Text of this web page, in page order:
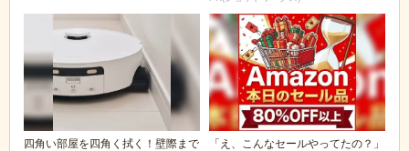
四角い部屋を四角く拭く！壁際まで
「え、こんなセールやってたの？」